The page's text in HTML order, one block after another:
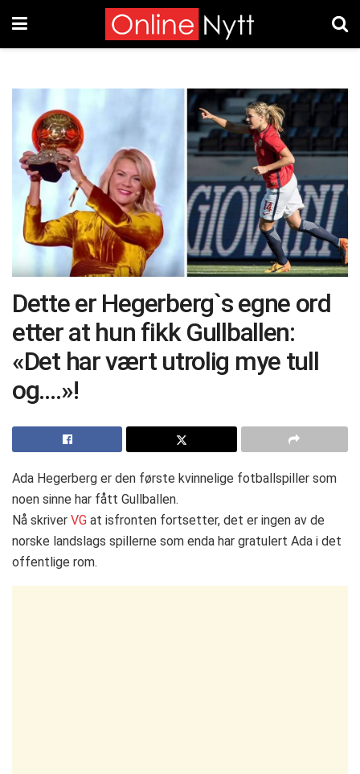
Dette er Hegerberg`s egne ord
etter at hun fikk Gullballen:
«Det har vært utrolig mye tull
og….»!
Ada Hegerberg er den første kvinnelige fotballspiller som
noen sinne har fått Gullballen.
Nå skriver VG at isfronten fortsetter, det er ingen av de
norske landslags spillerne som enda har gratulert Ada i det
offentlige rom.